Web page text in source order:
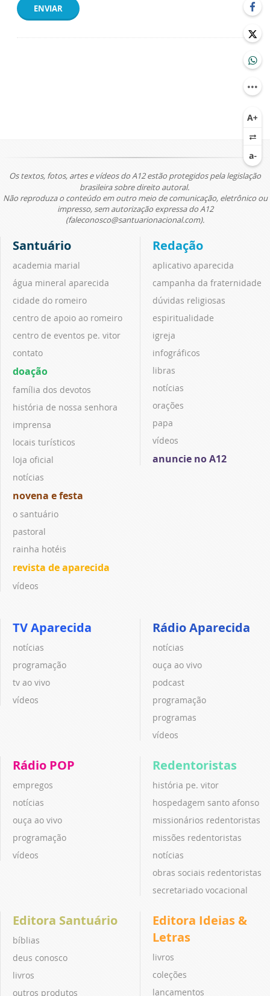
ENVIAR
Os textos, fotos, artes e vídeos do A12 estão protegidos pela legislação
brasileira sobre direito autoral.
Não reproduza o conteúdo em outro meio de comunicação, eletrônico ou
impresso, sem autorização expressa do A12
(faleconosco@santuarionacional.com).
Santuário
academia marial
água mineral aparecida
cidade do romeiro
centro de apoio ao romeiro
centro de eventos pe. vitor
contato
doação
família dos devotos
história de nossa senhora
imprensa
locais turísticos
loja oficial
notícias
novena e festa
o santuário
pastoral
rainha hotéis
revista de aparecida
vídeos
Redação
aplicativo aparecida
campanha da fraternidade
dúvidas religiosas
espiritualidade
igreja
infográficos
libras
notícias
orações
papa
vídeos
anuncie no A12
TV Aparecida
notícias
programação
tv ao vivo
vídeos
Rádio Aparecida
notícias
ouça ao vivo
podcast
programação
programas
vídeos
Rádio POP
empregos
notícias
ouça ao vivo
programação
vídeos
Redentoristas
história pe. vitor
hospedagem santo afonso
missionários redentoristas
missões redentoristas
notícias
obras sociais redentoristas
secretariado vocacional
Editora Santuário
bíblias
deus conosco
livros
outros produtos
Editora Ideias &
Letras
livros
coleções
lançamentos